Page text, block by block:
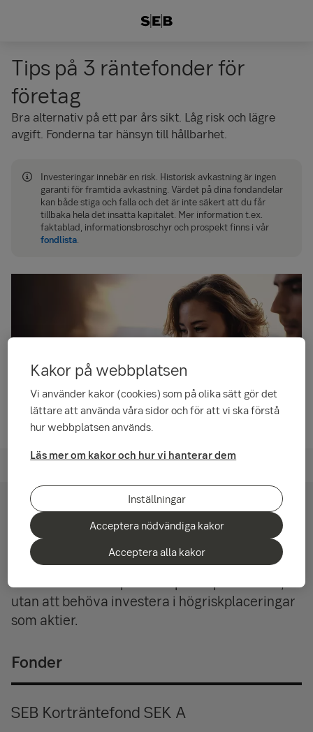
Tips på 3 räntefonder för
företag
Bra alternativ på ett par års sikt. Låg risk och lägre
avgift. Fonderna tar hänsyn till hållbarhet.
Investeringar innebär en risk. Historisk avkastning är ingen
garanti för framtida avkastning. Värdet på dina fondandelar
kan både stiga och falla och det är inte säkert att du får
tillbaka hela det insatta kapitalet. Mer information t.ex.
faktablad, informations­broschyr och prospekt finns i vår
fondlista.
Fondsparande
3 alternativ till sparande på konto
Här är tre räntefonder med låg risk, men ändå
möjlighet till avkastning. Passar företag som
utan att behöva investera i högriskplaceringar
som aktier.
Fonder
SEB Korträntefond SEK A
Kakor på webbplatsen
Vi använder kakor (cookies) som på olika sätt gör det
lättare att använda våra sidor och för att vi ska förstå
hur webbplatsen används.
Läs mer om kakor och hur vi hanterar dem
Inställningar
Acceptera nödvändiga kakor
Acceptera alla kakor